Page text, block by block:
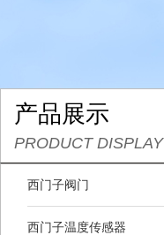
产品展示
PRODUCT DISPLAY
西门子阀门
西门子温度传感器